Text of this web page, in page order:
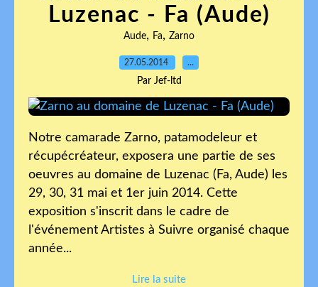
Luzenac - Fa (Aude)
Aude, Fa, Zarno
27.05.2014 …
Par Jef-ltd
Notre camarade Zarno, patamodeleur et
récupécréateur, exposera une partie de ses
oeuvres au domaine de Luzenac (Fa, Aude) les
29, 30, 31 mai et 1er juin 2014. Cette
exposition s'inscrit dans le cadre de
l'événement Artistes à Suivre organisé chaque
année...
Lire la suite